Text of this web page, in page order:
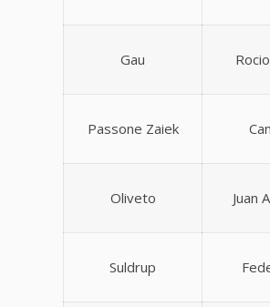
Gau
Passone Zaiek
Oliveto Juan
Suldrup